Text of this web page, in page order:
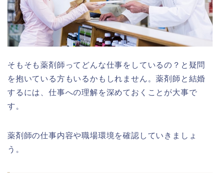
そもそも薬剤師ってどんな仕事をしているの？と疑問
を抱いている方もいるかもしれません。薬剤師と結婚
するには、仕事への理解を深めておくことが大事で
す。
薬剤師の仕事内容や職場環境を確認していきましょ
う。